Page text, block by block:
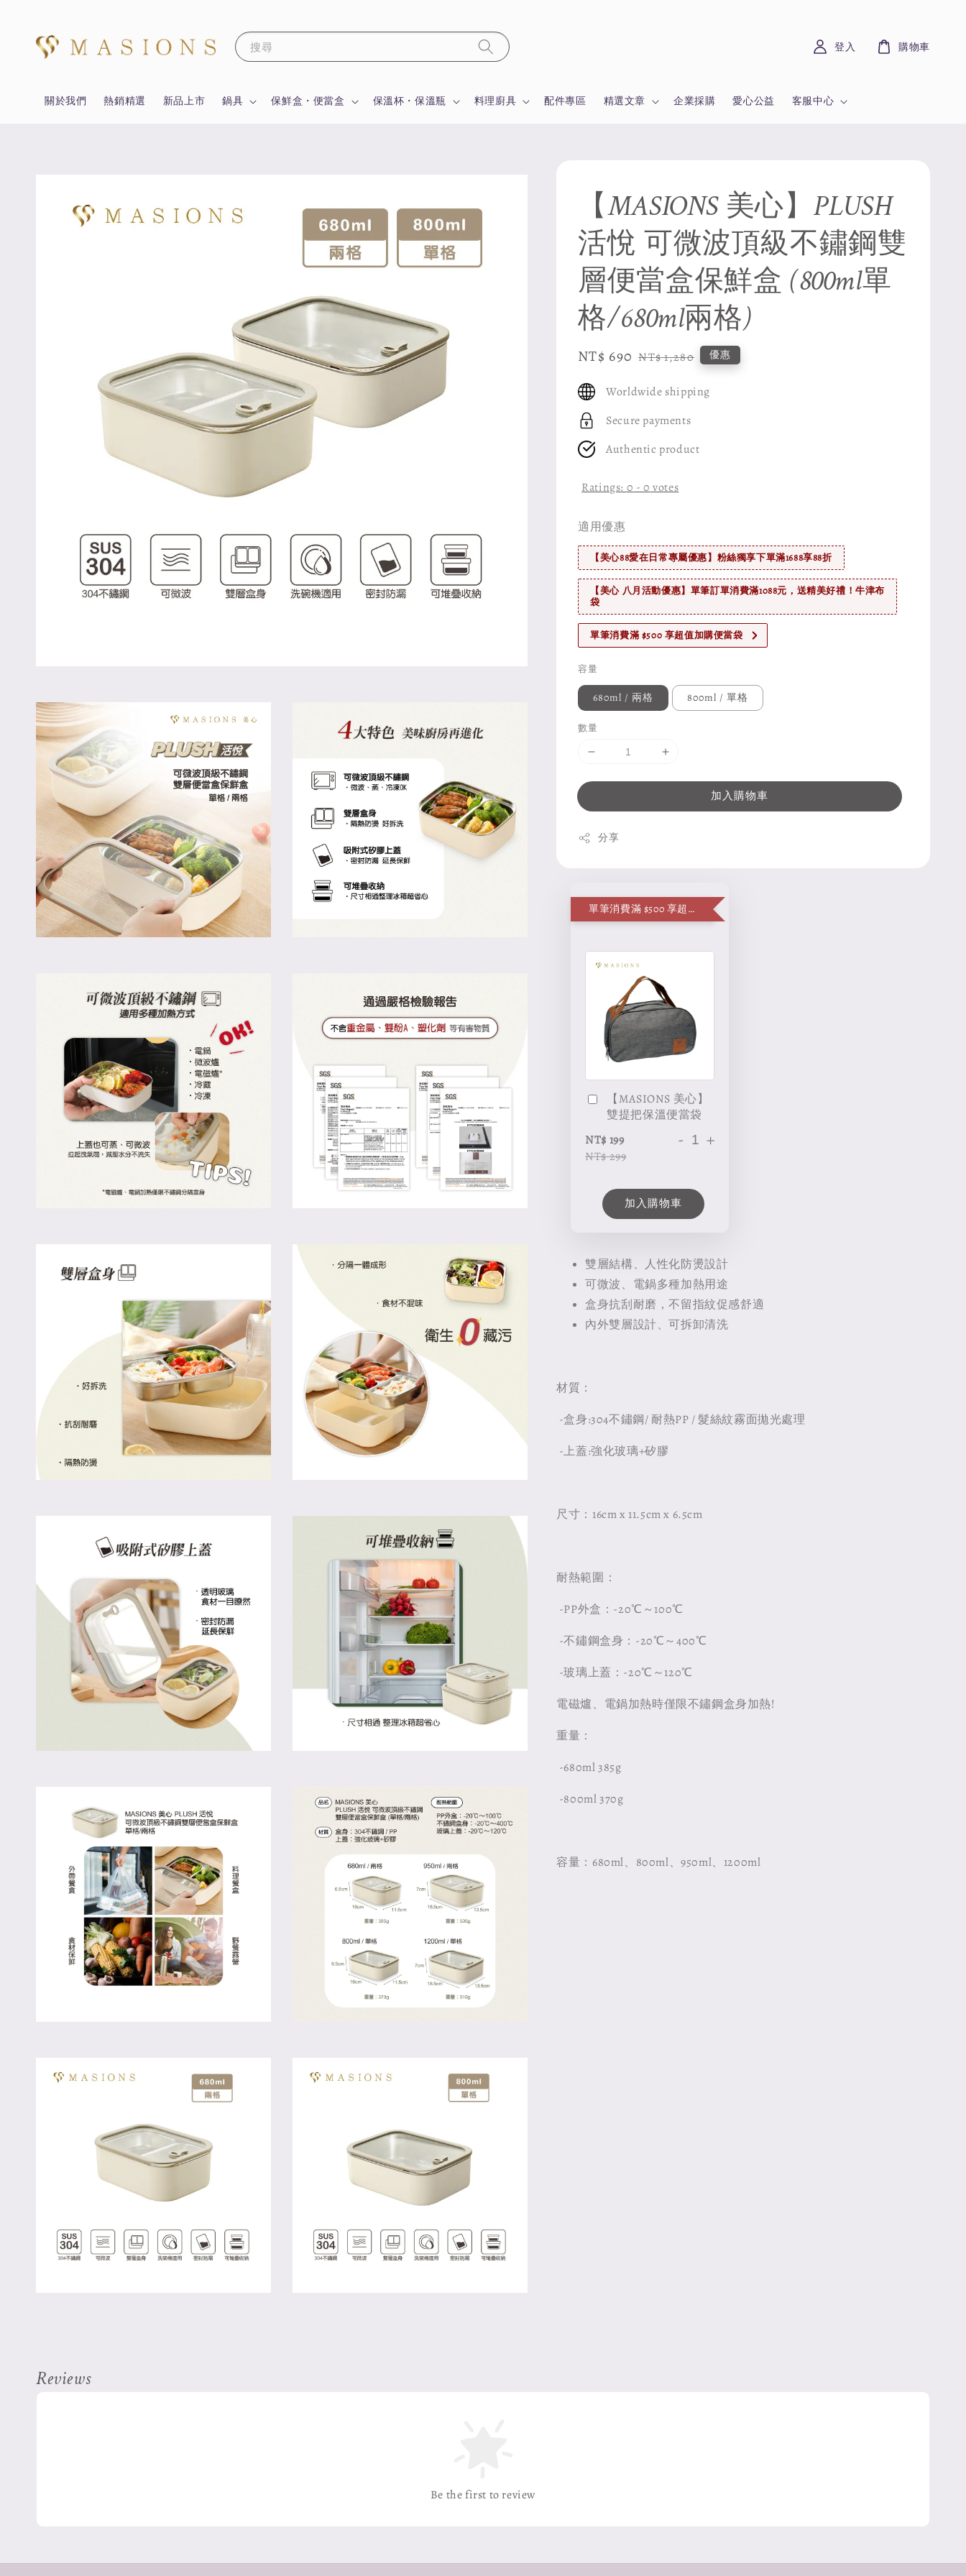
搜尋
關於我們 熱銷精選 新品上市 鍋具 保鮮盒・便當盒 保溫杯・保溫瓶 料理廚具 配件專區 精選文章 企業採購 愛心公益 客服中心
登入 購物車
【MASIONS 美心】PLUSH
活悅 可微波頂級不鏽鋼雙
層便當盒保鮮盒 (800ml單
格/680ml兩格)
Sale
NT$ 690 Regular
NT$ 1,280 優惠
Worldwide shipping
Secure payments
Authentic product
Ratings: 0 -0 votes
適用優惠
【美心88愛在日常專屬優惠】粉絲獨享下單滿1688享88折
【美心 八月活動優惠】單筆訂單消費滿1088元，送精美好禮！牛津布
袋
單筆消費滿 $500 享超值加購便當袋
容量
680ml / 兩格 800ml / 單格
數量
加入購物車
分享
單筆消費滿 $500 享超值加購便當袋
【MASIONS 美心】
雙提把保溫便當袋
NT$ 199
NT$ 299
- +
加入購物車
雙層結構、人性化防燙設計
可微波、電鍋多種加熱用途
盒身抗刮耐磨，不留指紋促感舒適
內外雙層設計、可拆卸清洗
材質：
-盒身:304不鏽鋼/ 耐熱PP / 髮絲紋霧面拋光處理
-上蓋:強化玻璃+矽膠
尺寸：16cm x 11.5cm x 6.5cm
耐熱範圍：
-PP外盒：-20℃～100℃
-不鏽鋼盒身：-20℃～400℃
-玻璃上蓋：-20℃～120℃
電磁爐、電鍋加熱時僅限不鏽鋼盒身加熱!
重量：
-680ml 385g
-800ml 370g
容量：680ml、800ml、950ml、1200ml
Reviews
Be the first to review